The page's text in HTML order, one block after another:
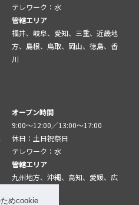
めcookie
テレワーク：水
管轄エリア
福井、岐阜、愛知、三重、近畿地
方、島根、鳥取、岡山、徳島、香
川
オープン時間
9:00～12:00／13:00～17:00
休日：土日祝祭日
テレワーク：水
管轄エリア
九州地方、沖縄、高知、愛媛、広